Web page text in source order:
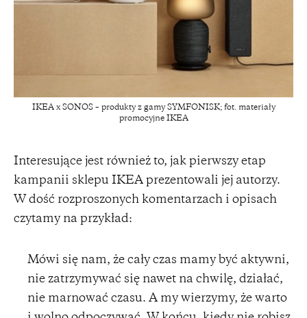
IKEA x SONOS – produkty z gamy SYMFONISK; fot. materiały
promocyjne IKEA
Interesujące jest również to, jak pierwszy etap
kampanii sklepu IKEA prezentowali jej autorzy.
W dość rozproszonych komentarzach i opisach
czytamy na przykład:
Mówi się nam, że cały czas mamy być aktywni,
nie zatrzymywać się nawet na chwilę, działać,
nie marnować czasu. A my wierzymy, że warto